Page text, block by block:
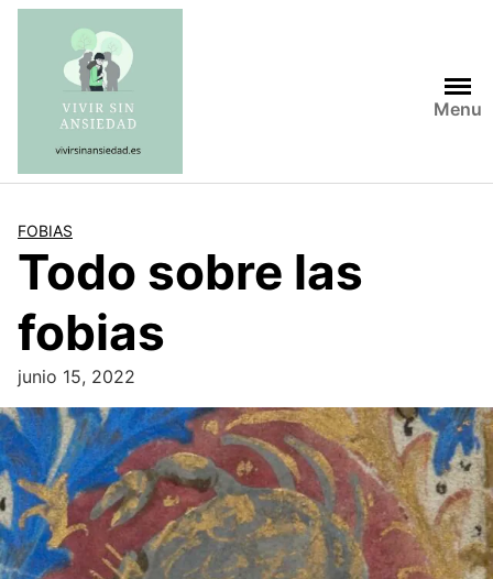
Saltar
contenido
Menu
FOBIAS
Todo sobre las
fobias
junio 15, 2022